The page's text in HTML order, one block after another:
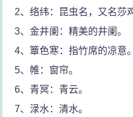
2、络纬：昆虫名，又名莎
3、金井阑：精美的井阑。
4、簟色寒：指竹席的凉意
5、帷：窗帘。
6、青冥：青云。
7、渌水：清水。